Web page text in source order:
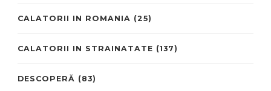
CALATORII IN ROMANIA (25)
CALATORII IN STRAINATATE (137)
DESCOPERĂ (83)